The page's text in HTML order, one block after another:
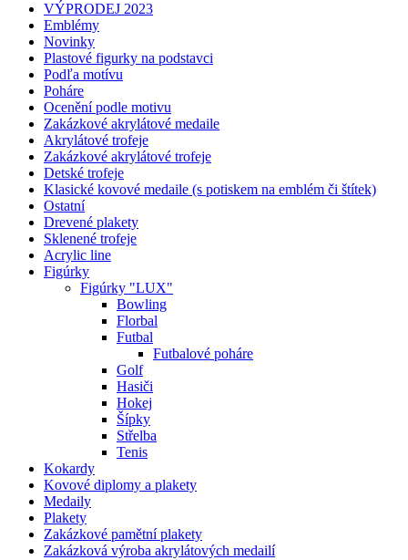
VÝPRODEJ 2023
Emblémy
Novinky
Plastové figurky na podstavci
Podľa motívu
Poháre
Ocenění podle motivu
Zakázkové akrylátové medaile
Akrylátové trofeje
Zakázkové akrylátové trofeje
Detské trofeje
Klasické kovové medaile (s potiskem na emblém či štítek)
Ostatní
Drevené plakety
Sklenené trofeje
Acrylic line
Figúrky
Figúrky "LUX"
Bowling
Florbal
Futbal
Futbalové poháre
Golf
Hasiči
Hokej
Šípky
Střelba
Tenis
Kokardy
Kovové diplomy a plakety
Medaily
Plakety
Zakázkové pamětní plakety
Zakázková výroba akrylátových medailí